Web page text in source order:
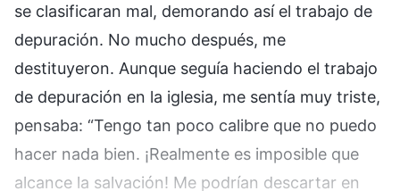
se clasificaran mal, demorando así el trabajo de
depuración. No mucho después, me
destituyeron. Aunque seguía haciendo el trabajo
de depuración en la iglesia, me sentía muy triste,
pensaba: “Tengo tan poco calibre que no puedo
hacer nada bien. ¡Realmente es imposible que
alcance la salvación! Me podrían descartar en